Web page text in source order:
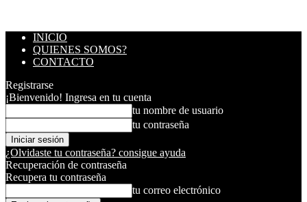
INICIO
QUIENES SOMOS?
CONTACTO
Registrarse
¡Bienvenido! Ingresa en tu cuenta
tu nombre de usuario
tu contraseña
¿Olvidaste tu contraseña? consigue ayuda
Recuperación de contraseña
Recupera tu contraseña
tu correo electrónico